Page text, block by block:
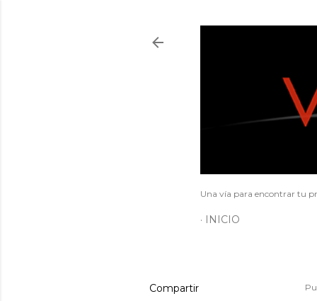
Una vía para encontrar tu
INICIO
Compartir